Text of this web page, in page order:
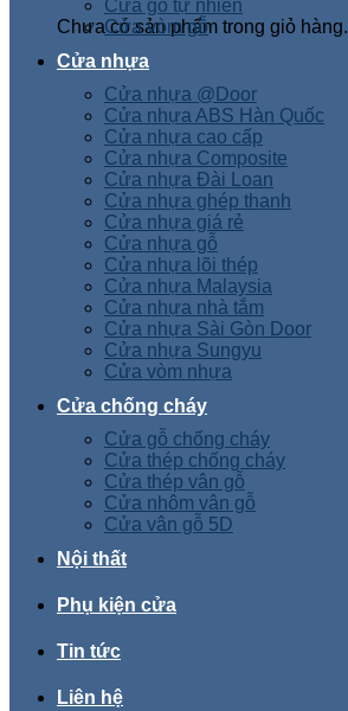
Chưa có sản phẩm trong giỏ hàng.
Cửa gỗ tự nhiên
Cửa vòm gỗ
Cửa nhựa
Cửa nhựa @Door
Cửa nhựa ABS Hàn Quốc
Cửa nhựa cao cấp
Cửa nhựa Composite
Cửa nhựa Đài Loan
Cửa nhựa ghép thanh
Cửa nhựa giá rẻ
Cửa nhựa gỗ
Cửa nhựa lõi thép
Cửa nhựa Malaysia
Cửa nhựa nhà tắm
Cửa nhựa Sài Gòn Door
Cửa nhựa Sungyu
Cửa vòm nhựa
Cửa chống cháy
Cửa gỗ chống cháy
Cửa thép chống cháy
Cửa thép vân gỗ
Cửa nhôm vân gỗ
Cửa vân gỗ 5D
Nội thất
Phụ kiện cửa
Tin tức
Liên hệ